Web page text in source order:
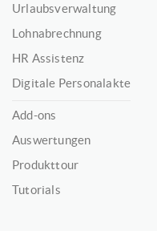
Urlaubsverwaltung
Lohnabrechnung
HR Assistenz
Digitale Personalakte
Add-ons
Auswertungen
Produkttour
Tutorials